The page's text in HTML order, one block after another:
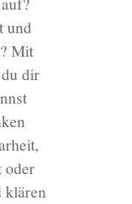
und
Mit
dir
oder
klären